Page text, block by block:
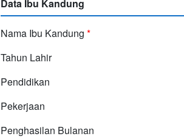
Data Ibu Kandung
Nama Ibu Kandung *
Tahun Lahir
Pendidikan
Pekerjaan
Penghasilan Bulanan